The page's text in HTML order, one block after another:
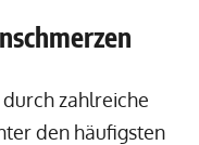
zahlreiche
den häufigsten